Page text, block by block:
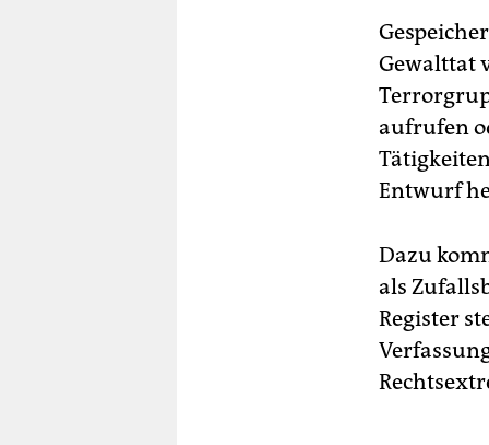
Gewalttat
aufrufen
Entwurf
Dazu
als
Register